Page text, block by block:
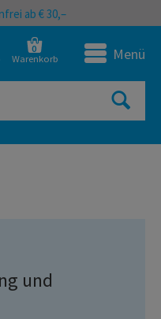
ab € 30,–
0
Warenkorb Menü
und